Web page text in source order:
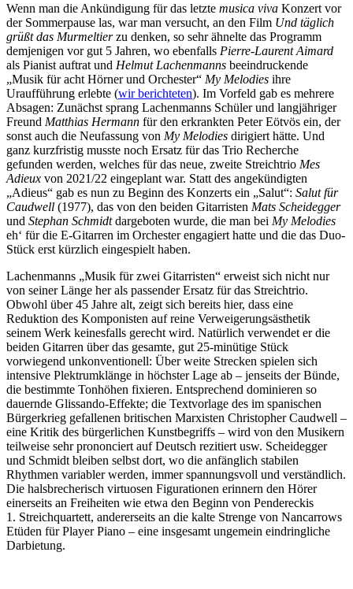
Wenn man die Ankündigung für das letzte musica viva Konzert vor
der Sommerpause las, war man versucht, an den Film Und täglich
grüßt das Murmeltierzu denken, so sehr ähnelte das Programm
demjenigen vor gut 5 Jahren, wo ebenfalls Pierre-Laurent Aimard
als Pianist auftrat und Helmut Lachenmanns beeindruckende
„Musik für acht Hörner und Orchester“ My Melodies ihre
Uraufführung erlebte (wir berichteten). Im Vorfeld gab es mehrere
Absagen: Zunächst sprang Lachenmanns Schüler und langjähriger
Freund Matthias Hermann für den erkrankten Peter Eötvös ein, der
sonst auch die Neufassung von My Melodies dirigiert hätte. Und
ganz kurzfristig musste noch Ersatz für das Trio Recherche
gefunden werden, welches für das neue, zweite Streichtrio Mes
Adieux von 2021/22 eingeplant war. Statt des angekündigten
„Adieus“ gab es nun zu Beginn des Konzerts ein „Salut“: Salut für
Caudwell (1977), das von den beiden Gitarristen Mats Scheidegger
und Stephan Schmidtdargeboten wurde, die man bei My Melodies
eh‘ für die E-Gitarren im Orchester engagiert hatte und die das Duo-
Stück erst kürzlich eingespielt haben.
Lachenmanns „Musik für zwei Gitarristen“ erweist sich nicht nur
von seiner Länge her als passender Ersatz für das Streichtrio.
Obwohl über 45 Jahre alt, zeigt sich bereits hier, dass eine
Reduktion des Komponisten auf reine Verweigerungsästhetik
seinem Werk keinesfalls gerecht wird. Natürlich verwendet er die
beiden Gitarren über das gesamte, gut 25-minütige Stück
vorwiegend unkonventionell: Über weite Strecken spielen sich
intensive Plektrumklänge in höchster Lage ab – jenseits der Bünde,
die bestimmte Tonhöhen fixieren. Entsprechend dominieren so
dauernde Glissando-Effekte; die Textvorlage des im spanischen
Bürgerkrieg gefallenen britischen Marxisten Christopher Caudwell –
eine Kritik des bürgerlichen Kunstbegriffs – wird von den Musikern
teilweise sehr prononciert auf Deutsch rezitiert usw. Scheidegger
und Schmidt bleiben selbst dort, wo die anfänglich stabilen
Rhythmen variabler werden, immer spannungsvoll und verständlich.
Die halsbrecherisch virtuosen Figurationen erinnern den Hörer
einerseits an Freiheiten wie etwa den Beginn von Pendereckis
1. Streichquartett, andererseits an die kalte Strenge von Nancarrows
Etüden für Player Piano – eine insgesamt ungemein eindringliche
Darbietung.